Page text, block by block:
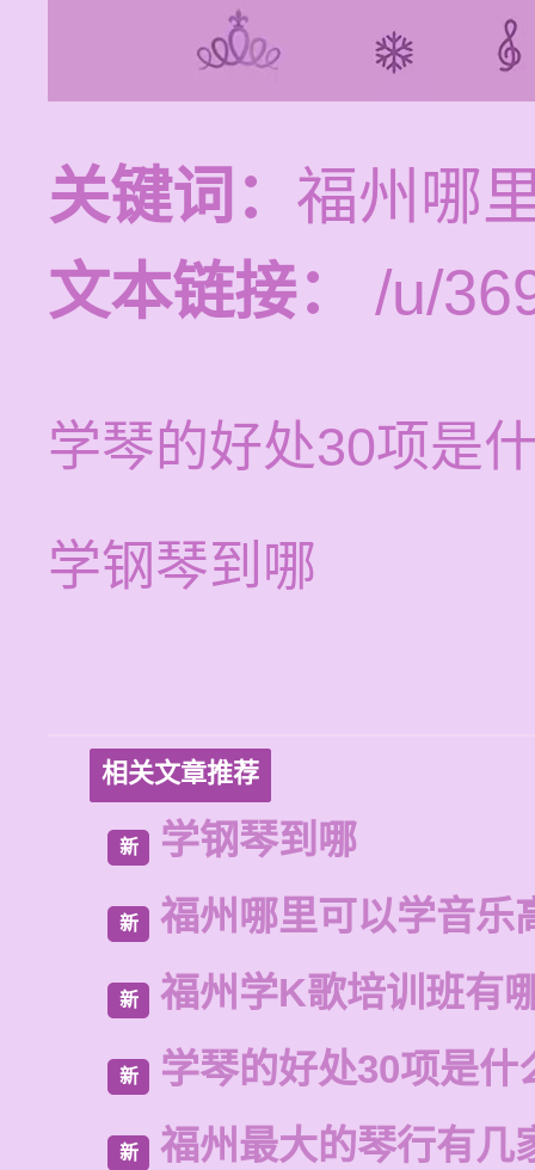
关键词： 福州哪
文本链接：
/u/
学琴的好处30项是
学钢琴到哪
相关文章推荐
新 学钢琴到哪
新 福州哪里可以学音乐
新 福州学K歌培训班有
新 学琴的好处30项是什
新 福州最大的琴行有几